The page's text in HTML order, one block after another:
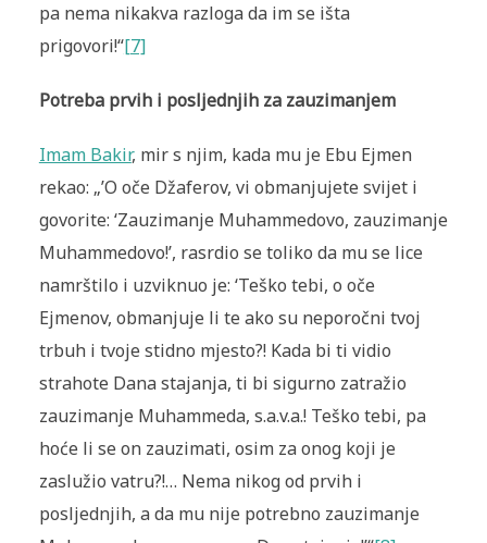
pa nema nikakva razloga da im se išta
prigovori!“[7]
Potreba prvih i posljednjih za zauzimanjem
Imam Bakir, mir s njim, kada mu je Ebu Ejmen
rekao: „’O oče Džaferov, vi obmanjujete svijet i
govorite: ‘Zauzimanje Muhammedovo, zauzimanje
Muhammedovo!’, rasrdio se toliko da mu se lice
namrštilo i uzviknuo je: ‘Teško tebi, o oče
Ejmenov, obmanjuje li te ako su neporočni tvoj
trbuh i tvoje stidno mjesto?! Kada bi ti vidio
strahote Dana stajanja, ti bi sigurno zatražio
zauzimanje Muhammeda, s.a.v.a.! Teško tebi, pa
hoće li se on zauzimati, osim za onog koji je
zaslužio vatru?!… Nema nikog od prvih i
posljednjih, a da mu nije potrebno zauzimanje